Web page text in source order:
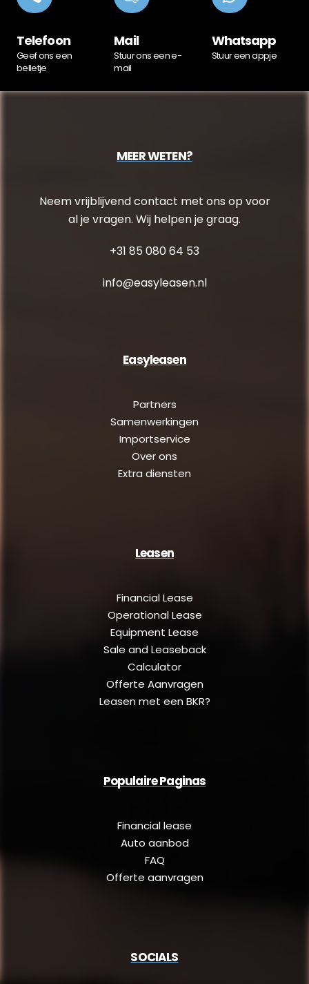
Telefoon
Geef ons een
belletje
Mail
Stuur ons een e-
mail
Whatsapp
Stuur een appje
MEER WETEN?
Neem vrijblijvend contact met ons op voor
al je vragen. Wij helpen je graag.
+31 85 080 64 53
info@easyleasen.nl
Easyleasen
Partners
Samenwerkingen
Importservice
Over ons
Extra diensten
Leasen
Financial Lease
Operational Lease
Equipment Lease
Sale and Leaseback
Calculator
Offerte Aanvragen
Leasen met een BKR?
Populaire Paginas
Financial lease
Auto aanbod
FAQ
Offerte aanvragen
SOCIALS